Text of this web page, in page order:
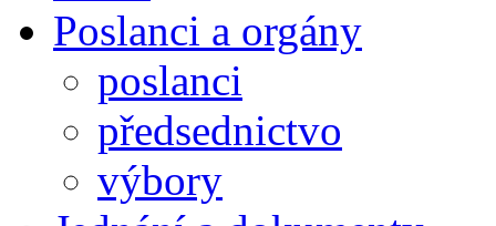
Poslanci a orgány
poslanci
předsednictvo
výbory